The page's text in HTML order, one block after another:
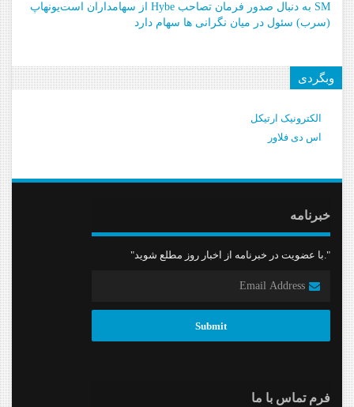
SM به دنبال صدور فرمان تصاحب Hybe از سهامداران است
یونهاپ
(سرب) سئول در میان نگرانی ها سهام دارد
وبگردی
الکترونیک ارتیکل
اس دی فلاور
خبرنامه
"با عضویت در خبرنامه از اخبار روز مطلع شوید."
فرم تماس با ما